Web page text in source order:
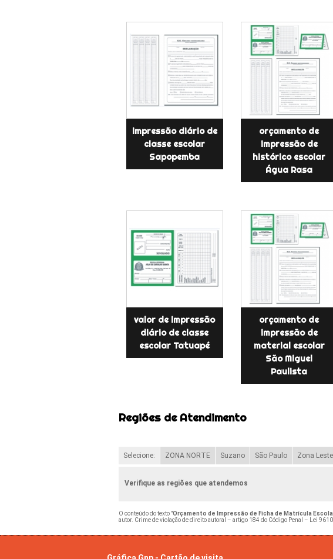
impressão diário de
classe escolar
Sapopemba
orçamento de
impressão de
histórico escolar
Água Rasa
valor de impressão
diário de classe
escolar Tatuapé
orçamento de
impressão de
material escolar
São Miguel
Paulista
Regiões de Atendimento
Selecione: ZONA NORTE Suzano São Paulo Zona Leste
Verifique as regiões que atendemos
O conteúdo do texto "Orçamento de Impressão de Ficha de Matrícula
autor. Crime de violação de direito autoral – artigo 184 do Código Penal –
Lei